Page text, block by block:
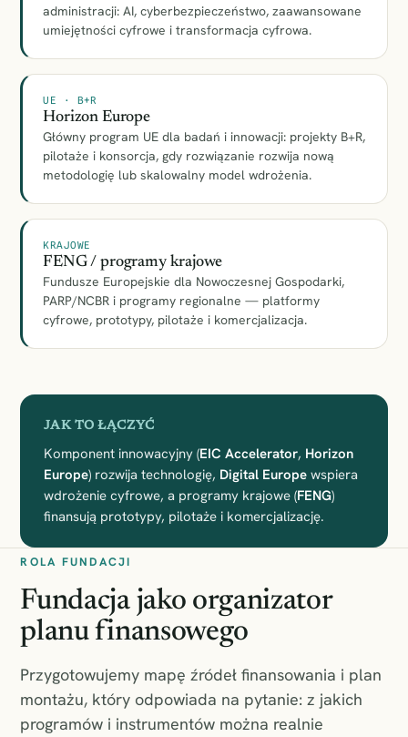
administracji: AI, cyberbezpieczeństwo, zaawansowane
umiejętności cyfrowe i transformacja cyfrowa.
UE · B+R
Horizon Europe
Główny program UE dla badań i innowacji: projekty B+R,
pilotaże i konsorcja, gdy rozwiązanie rozwija nową
metodologię lub skalowalny model wdrożenia.
KRAJOWE
FENG / programy krajowe
Fundusze Europejskie dla Nowoczesnej Gospodarki,
PARP/NCBR i programy regionalne — platformy
cyfrowe, prototypy, pilotaże i komercjalizacja.
JAK TO ŁĄCZYĆ
Komponent innowacyjny (EIC Accelerator, Horizon
Europe) rozwija technologię, Digital Europe wspiera
wdrożenie cyfrowe, a programy krajowe (FENG)
finansują prototypy, pilotaże i komercjalizację.
ROLA FUNDACJI
Fundacja jako organizator
planu finansowego
Przygotowujemy mapę źródeł finansowania i plan
montażu, który odpowiada na pytanie: z jakich
programów i instrumentów można realnie